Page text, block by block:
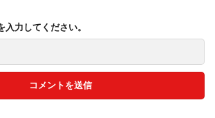
力してください。